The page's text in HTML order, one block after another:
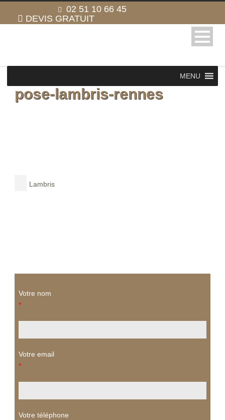
02 51 10 66 45
DEVIS GRATUIT
MENU
pose-lambris-rennes
Lambris
Votre nom
*
Votre email
*
Votre téléphone